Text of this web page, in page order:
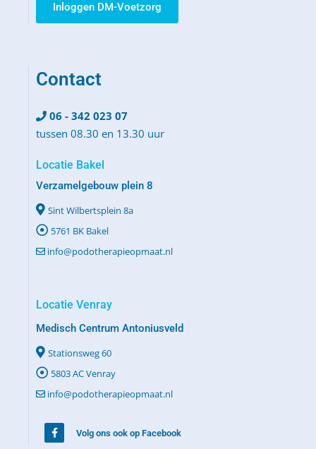
Inloggen DM-Voetzorg
Contact
06 - 342 023 07
tussen 08.30 en 13.30 uur
Locatie Bakel
Verzamelgebouw plein 8
Sint Wilbertsplein 8a
5761 BK Bakel
info@podotherapieopmaat.nl
Locatie Venray
Medisch Centrum Antoniusveld
Stationsweg 60
5803 AC Venray
info@podotherapieopmaat.nl
Volg ons ook op Facebook